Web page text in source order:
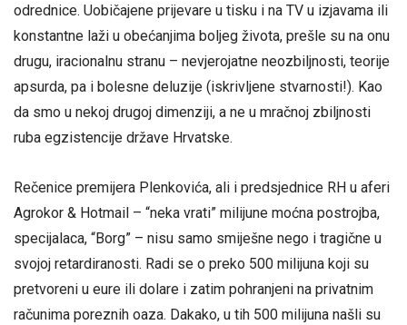
odrednice. Uobičajene prijevare u tisku i na TV u izjavama ili
konstantne laži u obećanjima boljeg života, prešle su na onu
drugu, iracionalnu stranu – nevjerojatne neozbiljnosti, teorije
apsurda, pa i bolesne deluzije (iskrivljene stvarnosti!). Kao
da smo u nekoj drugoj dimenziji, a ne u mračnoj zbiljnosti
ruba egzistencije države Hrvatske.
Rečenice premijera Plenkovića, ali i predsjednice RH u aferi
Agrokor & Hotmail – “neka vrati” milijune moćna postrojba,
specijalaca, “Borg” – nisu samo smiješne nego i tragične u
svojoj retardiranosti. Radi se o preko 500 milijuna koji su
pretvoreni u eure ili dolare i zatim pohranjeni na privatnim
računima poreznih oaza. Dakako, u tih 500 milijuna našli su